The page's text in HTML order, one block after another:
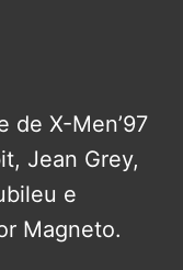
de X-Men’97
Jean Grey,
e
Magneto.